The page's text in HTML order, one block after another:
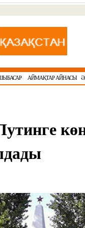
АЙМАҚТАР АЙНАСЫ